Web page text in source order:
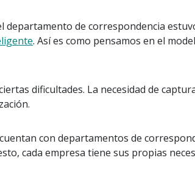
de correspondencia
. Así es como pensamos en el
dificultades. La necesidad de
con departamentos de
cada empresa tiene sus propias